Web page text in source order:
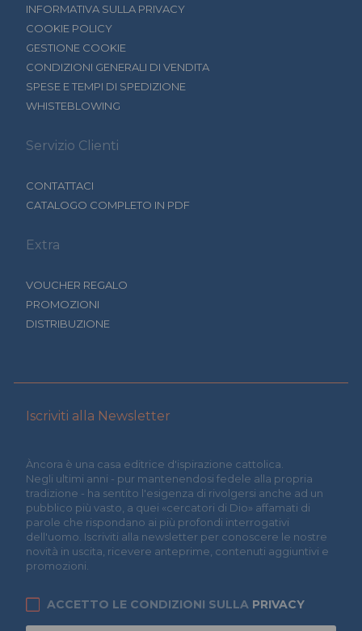
INFORMATIVA SULLA PRIVACY
COOKIE POLICY
GESTIONE COOKIE
CONDIZIONI GENERALI DI VENDITA
SPESE E TEMPI DI SPEDIZIONE
WHISTEBLOWING
Servizio Clienti
CONTATTACI
CATALOGO COMPLETO IN PDF
Extra
VOUCHER REGALO
PROMOZIONI
DISTRIBUZIONE
Iscriviti alla Newsletter
Àncora è una casa editrice d'ispirazione cattolica.
Negli ultimi anni - pur mantenendosi fedele alla propria
tradizione - ha sentito l'esigenza di rivolgersi anche ad un
pubblico più vasto, a quei «cercatori di Dio» affamati di
parole che rispondano ai più profondi interrogativi
dell'uomo. Iscriviti alla newsletter per conoscere le nostre
novità in uscita, ricevere anteprime, contenuti aggiuntivi e
promozioni.
ACCETTO LE CONDIZIONI SULLA PRIVACY